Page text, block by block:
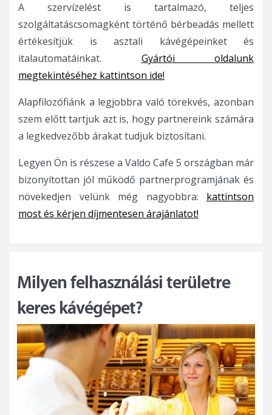
A szervízelést is tartalmazó, teljes
szolgáltatáscsomagként történő bérbeadás mellett
értékesítjük is asztali kávégépeinket és
italautomatáinkat. Gyártói oldalunk
megtekintéséhez kattintson ide!
Alapfilozófiánk a legjobbra való törekvés, azonban
szem előtt tartjuk azt is, hogy partnereink számára
a legkedvezőbb árakat tudjuk biztosítani.
Legyen Ön is részese a Valdo Cafe 5 országban már
bizonyítottan jól működő partnerprogramjának és
növekedjen velünk még nagyobbra: kattintson
most és kérjen díjmentesen árajánlatot!
Milyen felhasználási területre
keres kávégépet?